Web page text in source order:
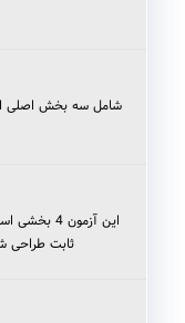
شامل سه بخش اصلی
این آزمون
ثابت طراحی